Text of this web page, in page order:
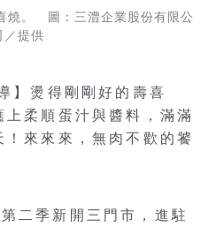
燒。 圖：三澧企業股份有限公
／提供
】燙得剛剛好的壽喜
柔順蛋汁與醬料，滿滿
來來來，無肉不歡的饕
二季新開三門市，進駐